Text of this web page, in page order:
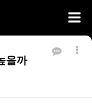
을까